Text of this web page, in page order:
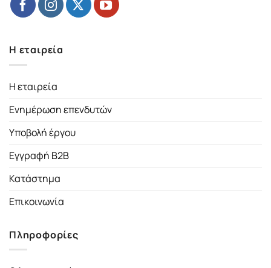
Η εταιρεία
Η εταιρεία
Ενημέρωση επενδυτών
Υποβολή έργου
Εγγραφή B2B
Κατάστημα
Επικοινωνία
Πληροφορίες